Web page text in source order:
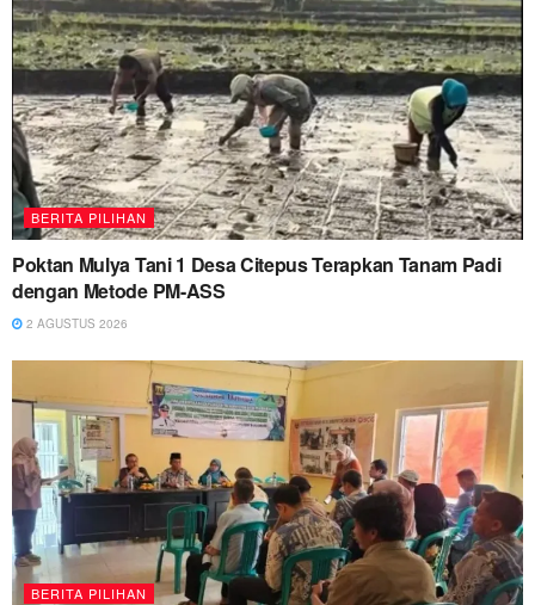
BERITA PILIHAN
Poktan Mulya Tani 1 Desa Citepus Terapkan Tanam Padi
dengan Metode PM-ASS
2 AGUSTUS 2026
BERITA PILIHAN